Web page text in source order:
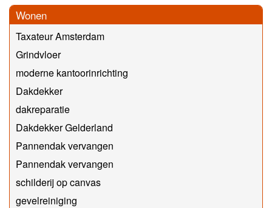
Wonen
Taxateur Amsterdam
Grindvloer
moderne kantoorinrichting
Dakdekker
dakreparatie
Dakdekker Gelderland
Pannendak vervangen
Pannendak vervangen
schilderij op canvas
gevelreiniging